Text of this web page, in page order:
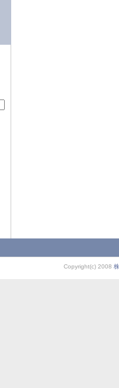
Copyright(c) 2008